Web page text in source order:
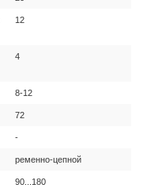
12
4
8-12
72
-
ременно-цепной
90...180